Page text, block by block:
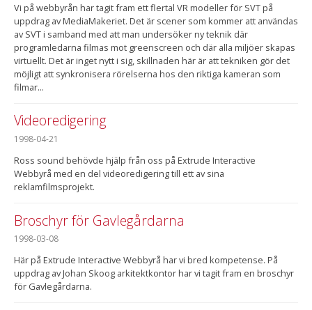
Vi på webbyrån har tagit fram ett flertal VR modeller för SVT på
uppdrag av MediaMakeriet. Det är scener som kommer att användas
av SVT i samband med att man undersöker ny teknik där
programledarna filmas mot greenscreen och där alla miljöer skapas
virtuellt. Det är inget nytt i sig, skillnaden här är att tekniken gör det
möjligt att synkronisera rörelserna hos den riktiga kameran som
filmar...
Videoredigering
1998-04-21
Ross sound behövde hjälp från oss på Extrude Interactive
Webbyrå med en del videoredigering till ett av sina
reklamfilmsprojekt.
Broschyr för Gavlegårdarna
1998-03-08
Här på Extrude Interactive Webbyrå har vi bred kompetense. På
uppdrag av Johan Skoog arkitektkontor har vi tagit fram en broschyr
för Gavlegårdarna.